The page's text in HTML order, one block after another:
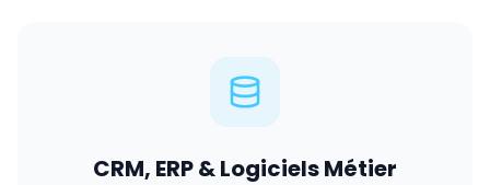
CRM, ERP & Logiciels Métier